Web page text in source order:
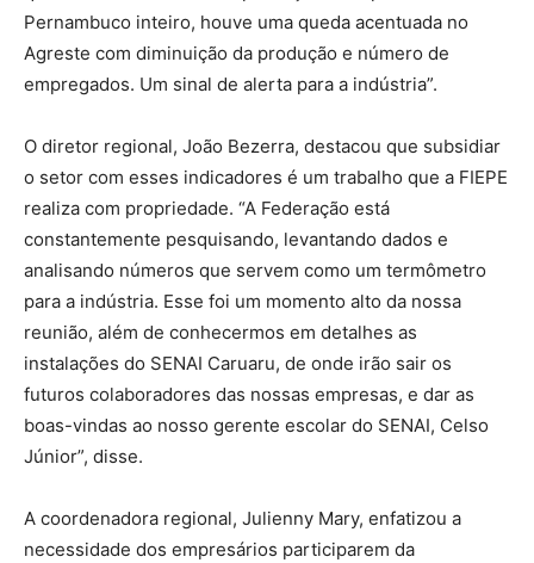
Pernambuco inteiro, houve uma queda acentuada no
Agreste com diminuição da produção e número de
empregados. Um sinal de alerta para a indústria”.
O diretor regional, João Bezerra, destacou que subsidiar
o setor com esses indicadores é um trabalho que a FIEPE
realiza com propriedade. “A Federação está
constantemente pesquisando, levantando dados e
analisando números que servem como um termômetro
para a indústria. Esse foi um momento alto da nossa
reunião, além de conhecermos em detalhes as
instalações do SENAI Caruaru, de onde irão sair os
futuros colaboradores das nossas empresas, e dar as
boas-vindas ao nosso gerente escolar do SENAI, Celso
Júnior”, disse.
A coordenadora regional, Julienny Mary, enfatizou a
necessidade dos empresários participarem da